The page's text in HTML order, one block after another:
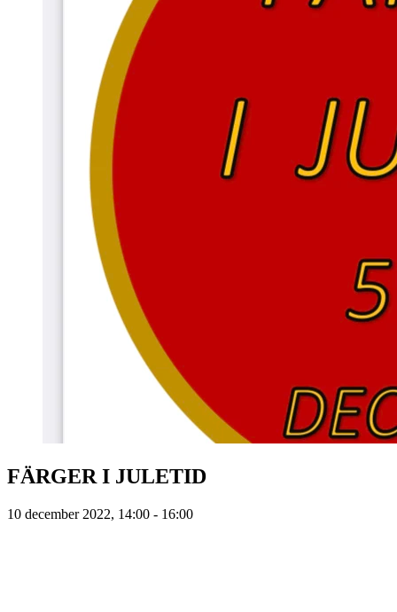
FÄRGER I JULETID
10 december 2022, 14:00 - 16:00